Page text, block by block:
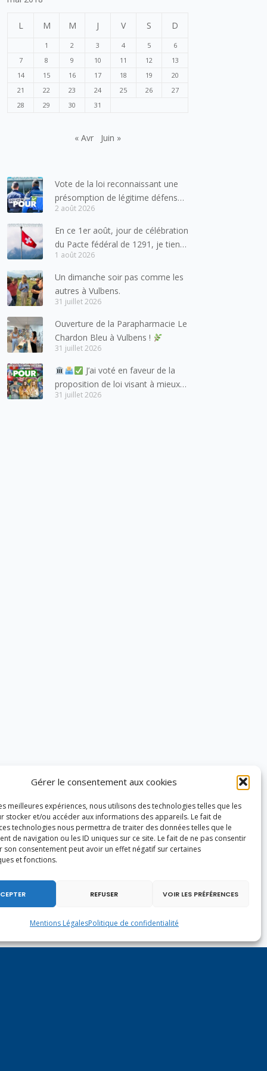
Gérer le consentement aux cookies
meilleures expériences, nous utilisons des technologies telles que les
stocker et/ou accéder aux informations des appareils. Le fait de
technologies nous permettra de traiter des données telles que le
de navigation ou les ID uniques sur ce site. Le fait de ne pas consentir
son consentement peut avoir un effet négatif sur certaines
et fonctions.
REFUSER VOIR LES PRÉFÉRENCES
Mentions LégalesPolitique de confidentialité
L M M J V S D
1 2 3 4 5
6
7
8 9 10 11 12
13
14
15 16 17 18 19
20
21
22 23 24 25 26
27
28
29 30 31
« Avr Juin »
Vote de la loi reconnaissant une
présomption de légitime défense
pour les forces de l’ordre
2 août 2026
En ce 1er août, jour de célébration
du Pacte fédéral de 1291, je tiens
à adresser mes meilleures
salutations à nos voisins et amis
suisses, et plus particulièrement
aux habitants du bassin genevois
lesquels la Haute-Savoie
entretient des liens étroits et
quotidiens.
1 août 2026
Un dimanche soir pas comme les
autres à Vulbens.
31 juillet 2026
Ouverture de la Parapharmacie Le
Chardon Bleu à Vulbens !
31 juillet 2026
J’ai voté en faveur de la
proposition de loi visant à mieux
protéger les mineurs des risques
31 juillet 2026